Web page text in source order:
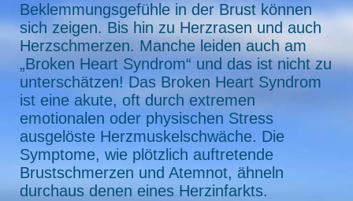
Beklemmungsgefühle in der Brust können
sich zeigen. Bis hin zu Herzrasen und auch
Herzschmerzen. Manche leiden auch am
„Broken Heart Syndrom“ und das ist nicht zu
unterschätzen! Das Broken Heart Syndrom
ist eine akute, oft durch extremen
emotionalen oder physischen Stress
ausgelöste Herzmuskelschwäche. Die
Symptome, wie plötzlich auftretende
Brustschmerzen und Atemnot, ähneln
durchaus denen eines Herzinfarkts.